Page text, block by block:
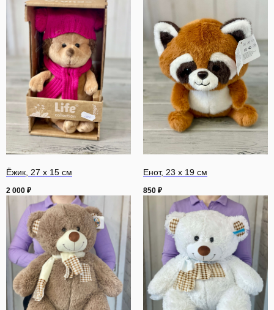
Ёжик, 27 х 15 см
2 000 ₽
Енот, 23 х 19 см
850 ₽